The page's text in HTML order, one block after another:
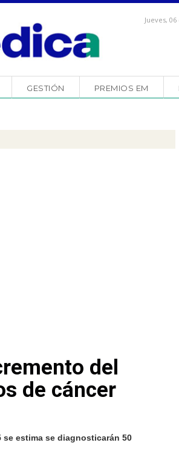
Jueves,
GESTIÓN PREMIOS EM
del
de cáncer
se estima se diagnosticarán 50